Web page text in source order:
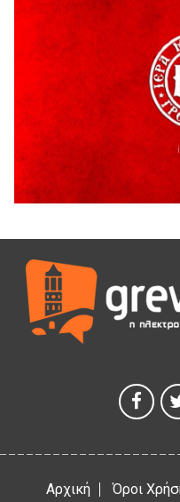
5 Αυγούστου 2026
Ο ΑΝΔΡΕΑΣ ΑΣΛΑΝΙΔΗΣ
ΓΡΕΒΕΝΩΝ
5 Αυγούστου 2026
Ευχαριστήριο
Παρασχάκη Αθανάσιο
5 Αυγούστου 2026
Διακοπή
5 Αυγούστου 2026
Θερινό Σινεμά στο
Καλοκαιριού 2026» με την
Ανάσες».
5 Αυγούστου 2026
5 Αυγούστου 2026
Αρχική Όροι